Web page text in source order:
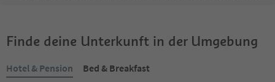
Finde deine Unterkunft in der Umgebung
Hotel & Pension
Bed & Breakfast